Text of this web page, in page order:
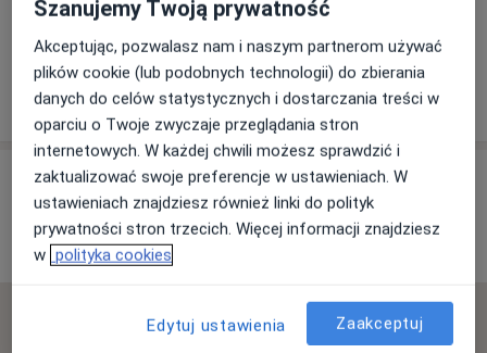
Grupowa Praktyka Lekarska Centrum Zdrowia
ul. Konopnickiej 23, 82-200 Malbork
Opinie o specjalistach (3)
3 opinie
Sprawdzamy wszystkie opinie. Moderujemy je
zgodnie z naszymi zasadami, dowiedz się więcej o
Szanujemy Twoją prywatność
Akceptując, pozwalasz nam i naszym partnerom używać
plików cookie (lub podobnych technologii) do zbierania
danych do celów statystycznych i dostarczania treści w
oparciu o Twoje zwyczaje przeglądania stron
internetowych. W każdej chwili możesz sprawdzić i
zaktualizować swoje preferencje w ustawieniach. W
ustawieniach znajdziesz również linki do polityk
prywatności stron trzecich. Więcej informacji znajdziesz
w polityka cookies
Edytuj ustawienia Zaakceptuj